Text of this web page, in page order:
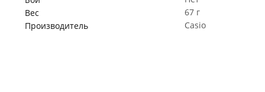
Вес
67 г
Производитель
Casio